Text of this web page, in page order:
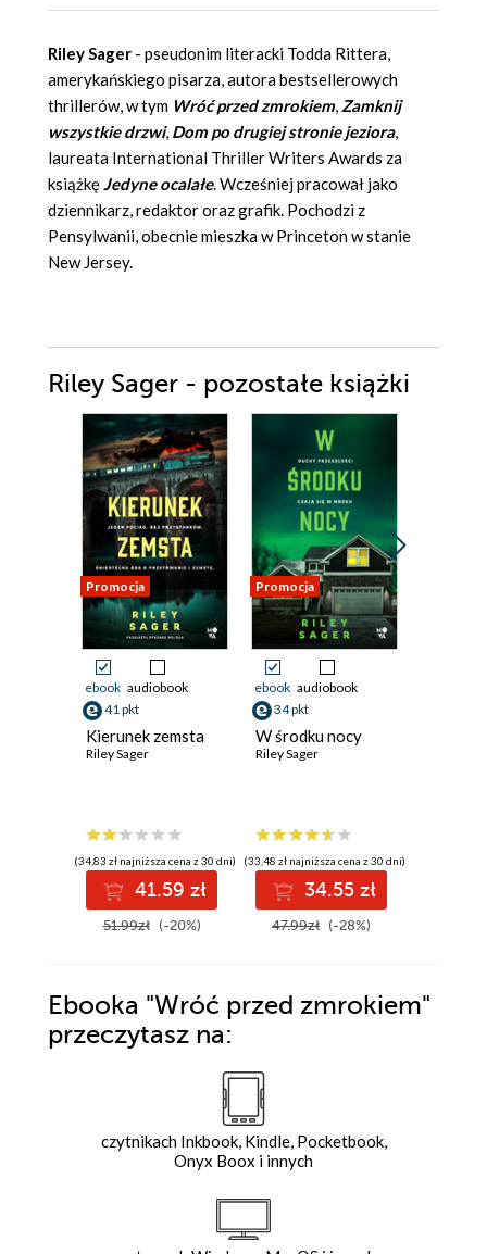
Riley Sager - pseudonim literacki Todda Rittera,
amerykańskiego pisarza, autora bestsellerowych
thrillerów, w tym Wróć przed zmrokiem, Zamknij
wszystkie drzwi, Dom po drugiej stronie jeziora,
laureata International Thriller Writers Awards za
książkęJedyne ocalałe. Wcześniej pracował jako
dziennikarz, redaktor oraz grafik. Pochodzi z
Pensylwanii, obecnie mieszka w Princeton w stanie
New Jersey.
Riley Sager - pozostałe książki
Promocja
ebook audiobook
41 pkt
Kierunek zemsta
Riley Sager
(34,83 zł najniższa cena z 30 dni)
41.59 zł
51.99zł (-20%)
Promocja
ebook audiobook
34 pkt
W środku nocy
Riley Sager
(33,48 zł najniższa cena z 30 dni)
34.55 zł
47.99zł (-28%)
Ebooka "Wróć przed zmrokiem"
przeczytasz na:
czytnikach Inkbook, Kindle, Pocketbook,
Onyx Boox i innych